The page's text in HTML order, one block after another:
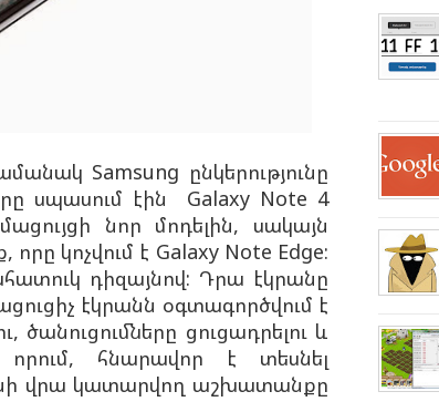
Samsung ընկերությունը
սպասում էին Galaxy Note 4
նոր մոդելին, սակայն
կոչվում է Galaxy Note Edge:
դիզայնով: Դրա էկրանը
էկրանն օգտագործվում է
ցուցադրելու և
որում, հնարավոր է տեսնել
վրա կատարվող աշխատանքը